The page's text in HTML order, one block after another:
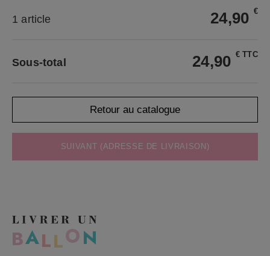
1 article 24,90 €
Sous-total 24,90 € TTC
Retour au catalogue
SUIVANT (ADRESSE DE LIVRAISON)